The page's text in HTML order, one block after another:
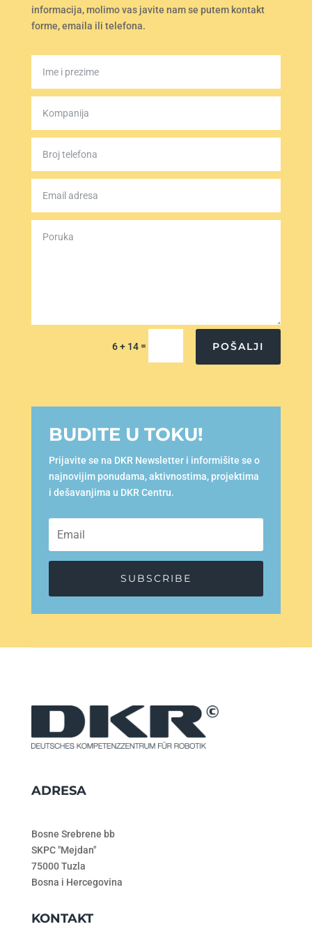
informacija, molimo vas javite nam se putem kontakt
forme, emaila ili telefona.
6 + 14 = POŠALJI
BUDITE U TOKU!
Prijavite se na DKR Newsletter i informišite se o
najnovijim ponudama, aktivnostima, projektima
i dešavanjima u DKR Centru.
SUBSCRIBE
ADRESA
Bosne Srebrene bb
SKPC "Mejdan"
75000 Tuzla
Bosna i Hercegovina
KONTAKT